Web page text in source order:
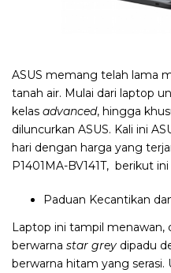
ASUS memang telah lama
tanah air. Mulai dari laptop
kelas advanced, hingga
diluncurkan ASUS. Kali ini
hari dengan harga yang
P1401MA-BV141T, berikut ini
Paduan Kecantikan
Laptop ini tampil menawan,
berwarna star grey dipadu
berwarna hitam yang